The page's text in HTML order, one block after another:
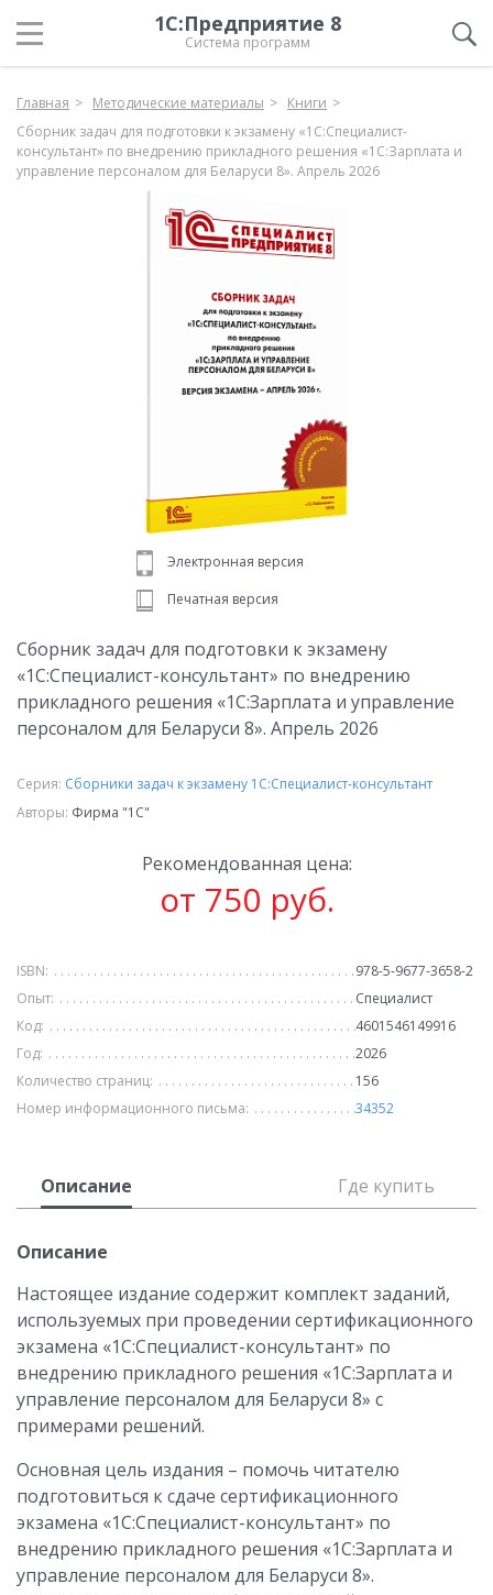
1С:Предприятие 8
Система программ
Главная Методические материалы
Книги
Сборник задач для подготовки к экзамену «1С:Специалист-
консультант» по внедрению прикладного решения «1С:Зарплата и
управление персоналом для Беларуси 8». Апрель 2026
Сборник задач для подготовки к экзамену
«1С:Специалист-консультант» по внедрению
прикладного решения «1С:Зарплата и управление
персоналом для Беларуси 8». Апрель 2026
Электронная версия
Печатная версия
Серия: Сборники задач к экзамену 1С:Специалист-консультант
Авторы: Фирма "1С"
Рекомендованная цена:
от 750 руб.
ISBN:
978-5-9677-3658-2
Опыт:
Специалист
Код:
4601546149916
Год:
2026
Количество страниц:
156
Номер информационного письма:
34352
Описание Где купить
Описание
Настоящее издание содержит комплект заданий,
используемых при проведении сертификационного
экзамена «1С:Специалист-консультант» по
внедрению прикладного решения «1С:Зарплата и
управление персоналом для Беларуси 8» с
примерами решений.
Основная цель издания – помочь читателю
подготовиться к сдаче сертификационного
экзамена «1С:Специалист-консультант» по
внедрению прикладного решения «1С:Зарплата и
управление персоналом для Беларуси 8».